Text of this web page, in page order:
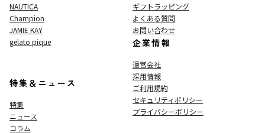
NAUTICA
Champion
JAMIE KAY
gelato pique
特集＆ニュース
特集
ニュース
コラム
ギフトラッピング
よくある質問
お問い合わせ
企業情報
運営会社
採用情報
ご利用規約
セキュリティポリシー
プライバシーポリシー